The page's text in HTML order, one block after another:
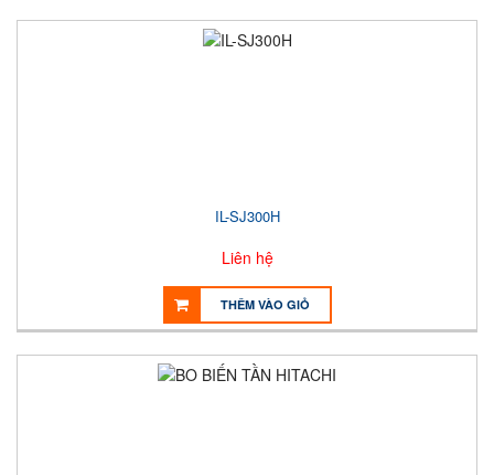
IL-SJ300H
Liên hệ
THÊM VÀO GIỎ